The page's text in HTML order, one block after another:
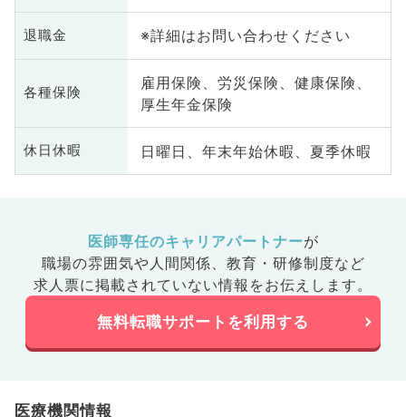
退職金 ※詳細はお問い合わせください
各種保険
雇用保険、労災保険、健康保険、
厚生年金保険
休日休暇 日曜日、年末年始休暇、夏季休暇
医師専任のキャリアパートナーが
職場の雰囲気や人間関係、 教育・研修制度など
求人票に掲載されていない情報をお伝えします。
無料転職サポートを利用する
医療機関情報